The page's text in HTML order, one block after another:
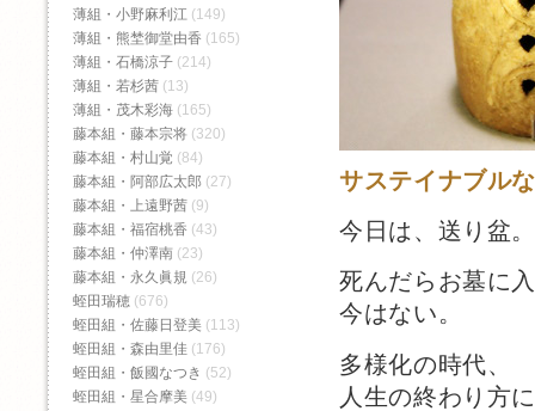
サステイナブル
今日は、送り盆
死んだらお墓に
今はない。
多様化の時代、
人生の終わり方
薄組・小野麻利江 (149)
薄組・熊埜御堂由香 (165)
薄組・石橋涼子 (214)
薄組・若杉茜 (13)
薄組・茂木彩海 (165)
藤本組・藤本宗将 (320)
藤本組・村山覚 (84)
藤本組・阿部広太郎 (27)
藤本組・上遠野茜 (9)
藤本組・福宿桃香‬ (43)
藤本組・仲澤南 (23)
藤本組・永久眞規 (26)
蛭田瑞穂 (676)
蛭田組・佐藤日登美 (113)
蛭田組・森由里佳 (176)
蛭田組・飯國なつき (52)
蛭田組・星合摩美 (49)